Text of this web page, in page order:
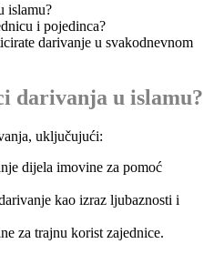
islamu?
i pojedinca?
darivanje u svakodnevnom
darivanja u islamu?
uključujući:
dijela imovine za pomoć
kao izraz ljubaznosti i
za trajnu korist zajednice.